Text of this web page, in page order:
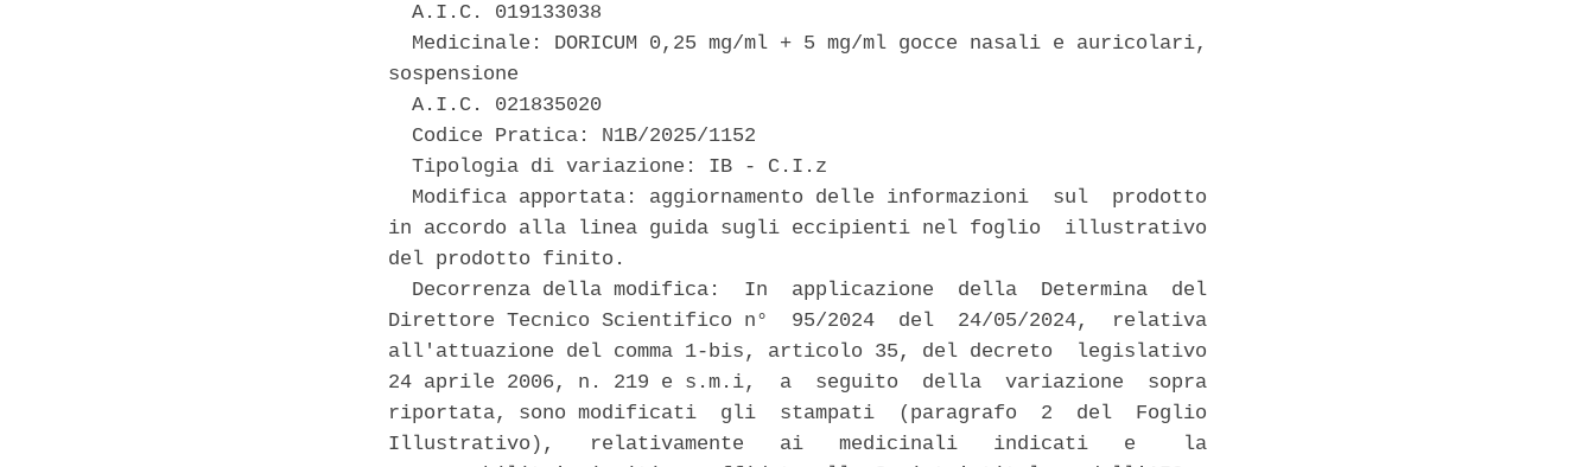
  A.I.C. 019133038
  Medicinale: DORICUM 0,25 mg/ml + 5 mg/ml gocce nasali e auricolari,
sospensione
  A.I.C. 021835020
  Codice Pratica: N1B/2025/1152
  Tipologia di variazione: IB - C.I.z
  Modifica apportata: aggiornamento delle informazioni  sul  prodotto
in accordo alla linea guida sugli eccipienti nel foglio  illustrativo
del prodotto finito.
  Decorrenza della modifica:  In  applicazione  della  Determina  del
Direttore Tecnico Scientifico n°  95/2024  del  24/05/2024,  relativa
all'attuazione del comma 1-bis, articolo 35, del decreto  legislativo
24 aprile 2006, n. 219 e s.m.i,  a  seguito  della  variazione  sopra
riportata, sono modificati  gli  stampati  (paragrafo  2  del  Foglio
Illustrativo),   relativamente   ai   medicinali   indicati   e    la